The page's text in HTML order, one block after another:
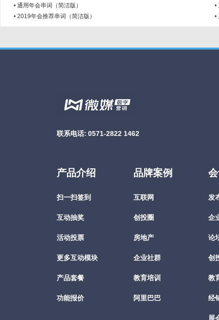
• 通用年会串词（简洁版） •
• 2019年会推荐串词（简洁版） •
联系电话: 0571-2822 1462
产品介绍
扫一扫签到
互动抽奖
活动投票
更多互动模块
产品套餐
功能报价
品牌案例
互联网
创投圈
房地产
企业社群
教育培训
阿里巴巴
发
企
论
创
教
经
展